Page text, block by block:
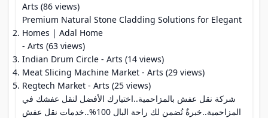
Arts (86 views)
Premium Natural Stone Cladding Solutions for Elegant
Homes | Adal Home
- Arts (63 views)
Indian Drum Circle - Arts (14 views)
Meat Slicing Machine Market - Arts (29 views)
Regtech Market - Arts (25 views)
شركة نقل عفش بالمزاحمية..اختيارك الأفضل لنقل عفشك في
المزاحمية..خبرةٌ تُضمن لك راحة البال 100%..خدمات نقل عفش